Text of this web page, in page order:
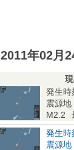
2011年02月
発生時
震源地
M2.2
発生時
震源地